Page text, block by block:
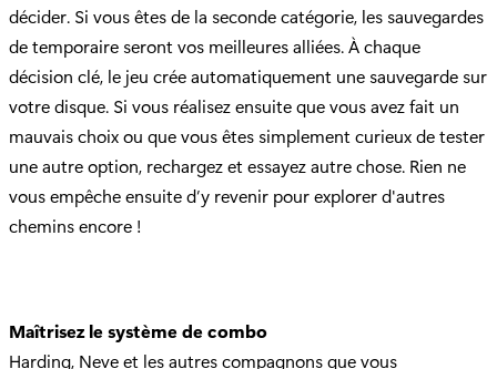
décider. Si vous êtes de la seconde catégorie, les sauvegardes
de temporaire seront vos meilleures alliées. À chaque
décision clé, le jeu crée automatiquement une sauvegarde sur
votre disque. Si vous réalisez ensuite que vous avez fait un
mauvais choix ou que vous êtes simplement curieux de tester
une autre option, rechargez et essayez autre chose. Rien ne
vous empêche ensuite d’y revenir pour explorer d'autres
chemins encore !
Maîtrisez le système de combo
Harding, Neve et les autres compagnons que vous